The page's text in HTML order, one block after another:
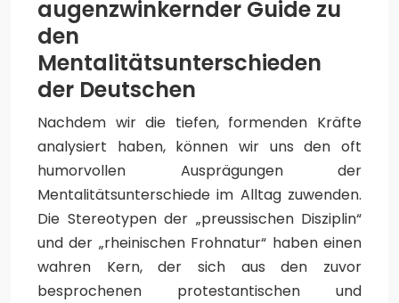
augenzwinkernder Guide zu
den
Mentalitätsunterschieden
der Deutschen
Nachdem wir die tiefen, formenden Kräfte
analysiert haben, können wir uns den oft
humorvollen Ausprägungen der
Mentalitätsunterschiede im Alltag zuwenden.
Die Stereotypen der „preussischen Disziplin“
und der „rheinischen Frohnatur“ haben einen
wahren Kern, der sich aus den zuvor
besprochenen protestantischen und